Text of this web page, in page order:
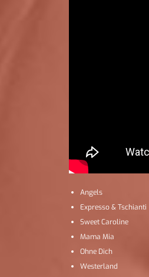
Angels
Expresso & Tschianti
Sweet Caroline
Mama Mia
Ohne Dich
Westerland